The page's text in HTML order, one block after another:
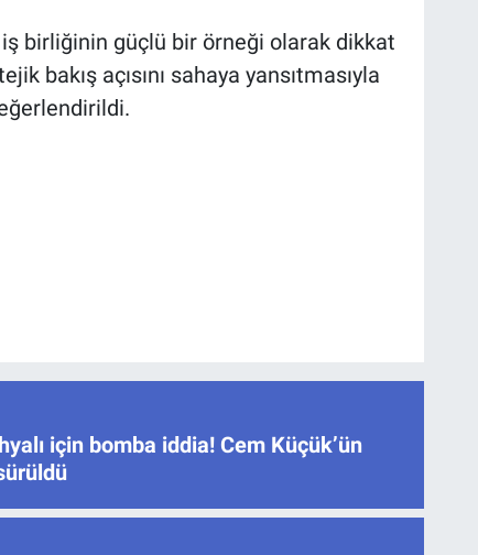
birliğinin güçlü bir örneği olarak dikkat
bakış açısını sahaya yansıtmasıyla
için bomba iddia! Cem Küçük’ün